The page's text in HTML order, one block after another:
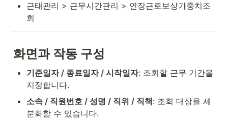
근태관리 > 근무시간관리 > 연장근로보상가중치조
회
화면과 작동 구성
기준일자 / 종료일자 / 시작일자: 조회할 근무 기간을
지정합니다.
소속 / 직원번호 / 성명 / 직위 / 직책: 조회 대상을 세
분화할 수 있습니다.